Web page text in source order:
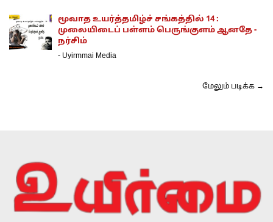
மூவாத உயர்த்தமிழ்ச் சங்கத்தில் 14 :
முலையிடைப் பள்ளம் பெருங்குளம் ஆனதே -
நர்சிம்
- Uyirmmai Media
மேலும் படிக்க →